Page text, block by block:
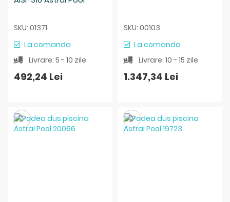
SKU: 01371
La comanda
Livrare: 5 - 10 zile
492,24 Lei
SKU: 00103
La comanda
Livrare: 10 - 15 zile
1.347,34 Lei
Salveaza Salveaza